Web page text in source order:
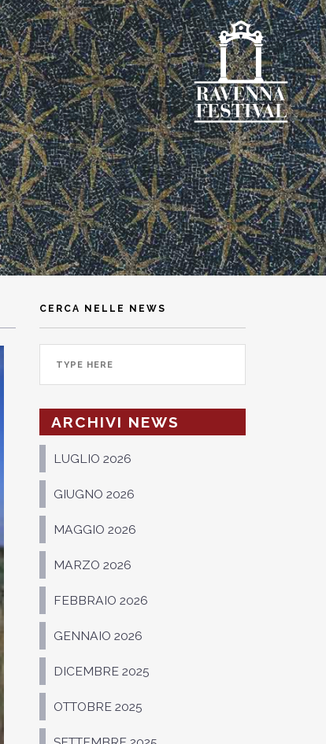
CERCA NELLE NEWS
ARCHIVI NEWS
LUGLIO 2026
GIUGNO 2026
MAGGIO 2026
MARZO 2026
FEBBRAIO 2026
GENNAIO 2026
DICEMBRE 2025
OTTOBRE 2025